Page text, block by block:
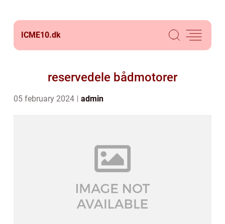
ICME10.dk
reservedele bådmotorer
05 february 2024 admin